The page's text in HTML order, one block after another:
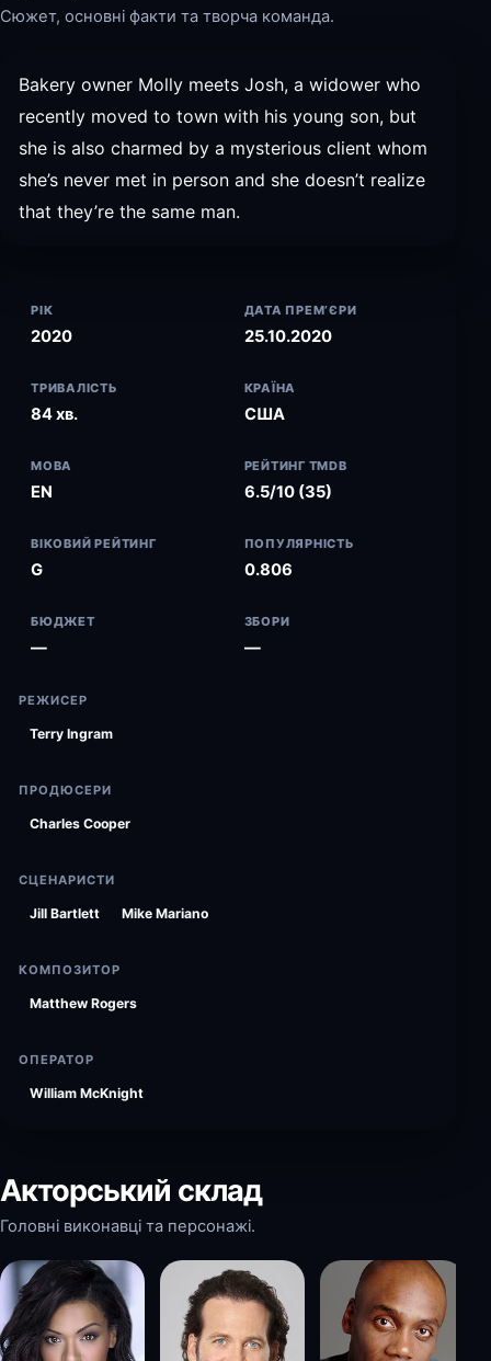
Сюжет, основні факти та творча команда.
Bakery owner Molly meets Josh, a widower who
recently moved to town with his young son, but
she is also charmed by a mysterious client whom
she’s never met in person and she doesn’t realize
that they’re the same man.
РІК
2020
ДАТА ПРЕМ’ЄРИ
25.10.2020
ТРИВАЛІСТЬ
84 хв.
КРАЇНА
США
МОВА
EN
РЕЙТИНГ TMDB
6.5/10 (35)
ВІКОВИЙ РЕЙТИНГ
G
ПОПУЛЯРНІСТЬ
0.806
БЮДЖЕТ
—
ЗБОРИ
—
РЕЖИСЕР
Terry Ingram
ПРОДЮСЕРИ
Charles Cooper
СЦЕНАРИСТИ
Jill Bartlett Mike Mariano
КОМПОЗИТОР
Matthew Rogers
ОПЕРАТОР
William McKnight
Акторський склад
Головні виконавці та персонажі.